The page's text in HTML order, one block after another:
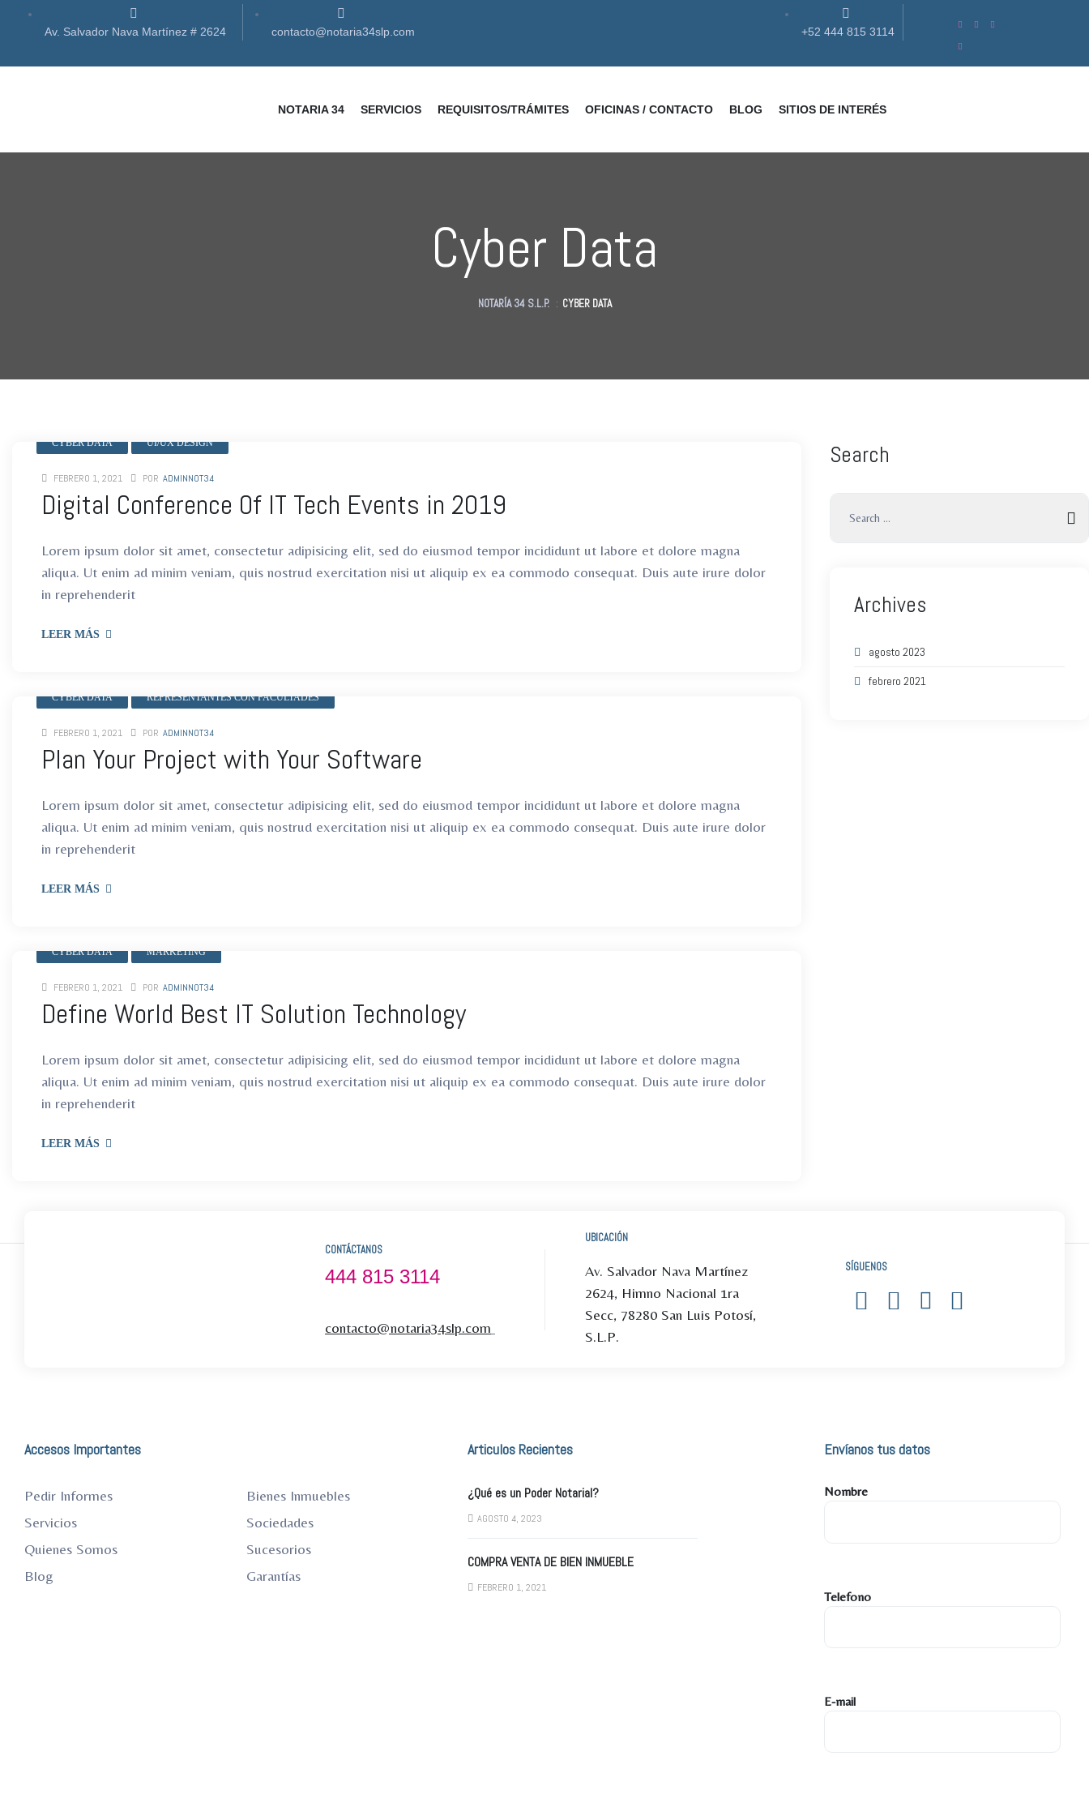
Av. Salvador Nava Martínez # 2624 contacto@notaria34slp.com +52 444 815 3114
NOTARIA 34 SERVICIOS REQUISITOS/TRÁMITES OFICINAS / CONTACTO BLOG SITIOS DE INTERÉS
Cyber Data
NOTARÍA 34 S.L.P. : CYBER DATA
CYBER DATA UI/UX DESIGN
FEBRERO 1, 2021 POR ADMINNOT34
Digital Conference Of IT Tech Events in 2019
Lorem ipsum dolor sit amet, consectetur adipisicing elit, sed do eiusmod tempor incididunt ut labore et dolore magna
aliqua. Ut enim ad minim veniam, quis nostrud exercitation nisi ut aliquip ex ea commodo consequat. Duis aute irure dolor
in reprehenderit
LEER MÁS
CYBER DATA REPRESENTANTES CON FACULTADES
FEBRERO 1, 2021 POR ADMINNOT34
Plan Your Project with Your Software
Lorem ipsum dolor sit amet, consectetur adipisicing elit, sed do eiusmod tempor incididunt ut labore et dolore magna
aliqua. Ut enim ad minim veniam, quis nostrud exercitation nisi ut aliquip ex ea commodo consequat. Duis aute irure dolor
in reprehenderit
LEER MÁS
CYBER DATA MARKETING
FEBRERO 1, 2021 POR ADMINNOT34
Define World Best IT Solution Technology
Lorem ipsum dolor sit amet, consectetur adipisicing elit, sed do eiusmod tempor incididunt ut labore et dolore magna
aliqua. Ut enim ad minim veniam, quis nostrud exercitation nisi ut aliquip ex ea commodo consequat. Duis aute irure dolor
in reprehenderit
LEER MÁS
Search
Archives
agosto 2023
febrero 2021
CONTÁCTANOS
444 815 3114
contacto@notaria34slp.com
UBICACIÓN
Av. Salvador Nava Martínez
2624, Himno Nacional 1ra
Secc, 78280 San Luis Potosí,
S.L.P.
SÍGUENOS
Accesos Importantes
Pedir Informes
Servicios
Quienes Somos
Blog
Bienes Inmuebles
Sociedades
Sucesorios
Garantías
Articulos Recientes
¿Qué es un Poder Notarial?
AGOSTO 4, 2023
COMPRA VENTA DE BIEN INMUEBLE
FEBRERO 1, 2021
Envíanos tus datos
Nombre
Telefono
E-mail